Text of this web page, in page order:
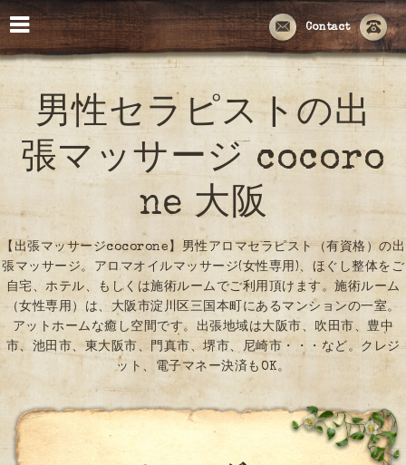
Contact
男性セラピストの出
張マッサージ cocoro
ne 大阪
【出張マッサージcocorone】男性アロマセラピスト（有資格）の出
張マッサージ。アロマオイルマッサージ(女性専用)、ほぐし整体をご
自宅、ホテル、もしくは施術ルームでご利用頂けます。施術ルーム
（女性専用）は、大阪市淀川区三国本町にあるマンションの一室。
アットホームな癒し空間です。出張地域は大阪市、吹田市、豊中
市、池田市、東大阪市、門真市、堺市、尼崎市・・・など。クレジ
ット、電子マネー決済もOK。